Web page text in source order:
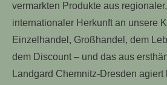
vermarkten Produkte aus
internationaler Herkunft an unsere
Einzelhandel, Großhandel, dem
dem Discount – und das aus
Landgard Chemnitz-Dresden agiert